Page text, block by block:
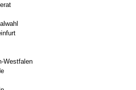
Westfalen